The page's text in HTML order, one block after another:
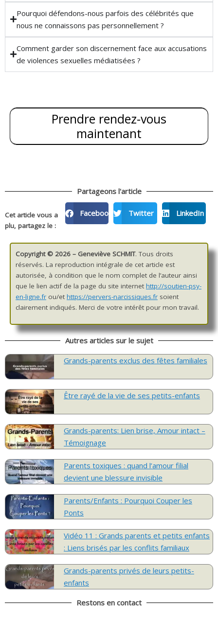
Pourquoi défendons-nous parfois des célébrités que
nous ne connaissons pas personnellement ?
Comment garder son discernement face aux accusations
de violences sexuelles médiatisées ?
Prendre rendez-vous
maintenant
Partageons l'article
Cet article vous a
plu, partagez le :
Facebook Twitter LinkedIn
Copyright © 2026 – Geneviève SCHMIT. Tous droits
réservés. La reproduction intégrale de cet article est
autorisée, à condition que le nom complet de l’auteur ainsi
que le lien actif de la page du site internet http://soutien-psy-
en-ligne.fr ou/et https://pervers-narcissiques.fr soient
clairement indiqués. Merci de votre intérêt pour mon travail.
Autres articles sur le sujet
Grands-parents exclus des fêtes familiales
Être rayé de la vie de ses petits-enfants
Grands-parents: Lien brise, Amour intact –
Témoignage
Parents toxiques : quand l’amour filial
devient une blessure invisible
Parents/Enfants : Pourquoi Couper les
Ponts
Vidéo 11 : Grands parents et petits enfants
: Liens brisés par les conflits familiaux
Grands-parents privés de leurs petits-
enfants
Restons en contact